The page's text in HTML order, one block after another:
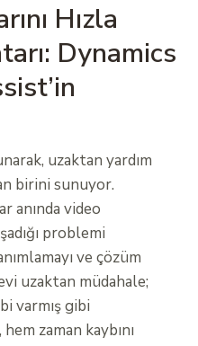
Hızla
Dynamics
uzaktan yardım
birini sunuyor.
anında video
problemi
ve çözüm
uzaktan müdahale;
varmış gibi
zaman kaybını